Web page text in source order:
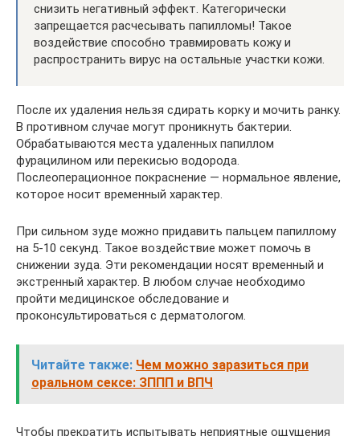
снизить негативный эффект. Категорически
запрещается расчесывать папилломы! Такое
воздействие способно травмировать кожу и
распространить вирус на остальные участки кожи.
После их удаления нельзя сдирать корку и мочить ранку.
В противном случае могут проникнуть бактерии.
Обрабатываются места удаленных папиллом
фурацилином или перекисью водорода.
Послеоперационное покраснение — нормальное явление,
которое носит временный характер.
При сильном зуде можно придавить пальцем папиллому
на 5-10 секунд. Такое воздействие может помочь в
снижении зуда. Эти рекомендации носят временный и
экстренный характер. В любом случае необходимо
пройти медицинское обследование и
проконсультироваться с дерматологом.
Читайте также: Чем можно заразиться при
оральном сексе: ЗППП и ВПЧ
Чтобы прекратить испытывать неприятные ощущения